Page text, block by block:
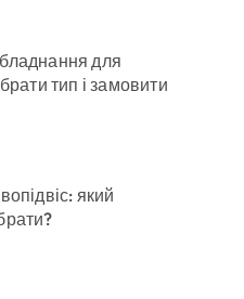
для
тип і замовити
який